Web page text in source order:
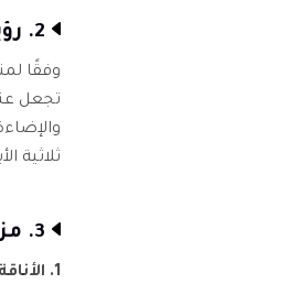
2. رؤية آبل للزجاج السائل
وفقًا
تجعل
ثلاثية
3. مزايا تصميم الزجاج السائل
1. الأناقة البصرية